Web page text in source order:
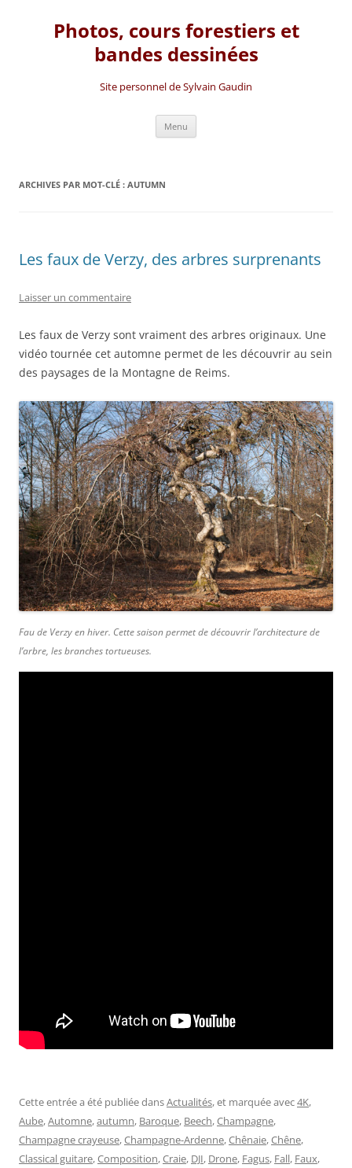
Photos, cours forestiers et
bandes dessinées
Site personnel de Sylvain Gaudin
Menu
ARCHIVES PAR MOT-CLÉ : AUTUMN
Les faux de Verzy, des arbres surprenants
Laisser un commentaire
Les faux de Verzy sont vraiment des arbres originaux. Une
vidéo tournée cet automne permet de les découvrir au sein
des paysages de la Montagne de Reims.
Fau de Verzy en hiver. Cette saison permet de découvrir l’architecture de
l’arbre, les branches tortueuses.
Cette entrée a été publiée dansActualités, et marquée avec4K,
Aube,Automne,autumn, Baroque, Beech,Champagne,
Champagne crayeuse,Champagne-Ardenne,Chênaie,Chêne,
Classical guitare,Composition,Craie, DJI, Drone, Fagus, Fall, Faux,